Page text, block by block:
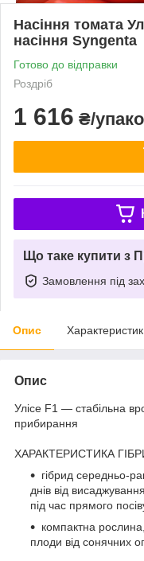
Насіння томата
насіння Syngenta
Готово до відправки
Роздріб
1 616 ₴/
Що таке купити з
Замовлення під
Опис
Опис
Улісе F1 — стабільна
прибирання
ХАРАКТЕРИСТИКА
гібрид середньо-
днів від
під час прямого
компактна
плоди від сонячних